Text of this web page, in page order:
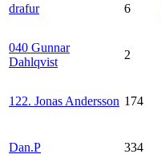
drafur 6
040 Gunnar
Dahlqvist
2
122. Jonas Andersson 174
Dan.P 334